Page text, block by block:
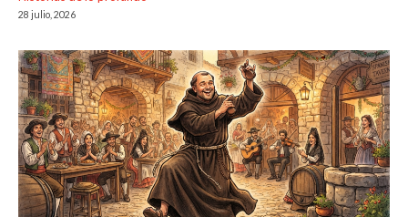
28 julio, 2026